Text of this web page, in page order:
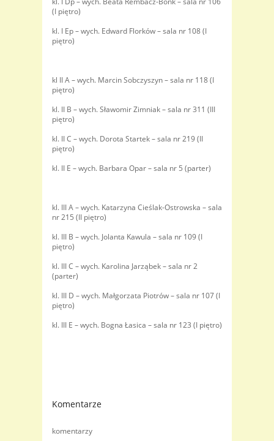
(I piętro)
kl. I Ep – wych. Edward Florków – sala nr 108 (I
piętro)
kl II A – wych. Marcin Sobczyszyn – sala nr 118 (I
piętro)
kl. II B – wych. Sławomir Zimniak – sala nr 311 (III
piętro)
kl. II C – wych. Dorota Startek – sala nr 219 (II
piętro)
kl. II E – wych. Barbara Opar – sala nr 5 (parter)
kl. III A – wych. Katarzyna Cieślak-Ostrowska – sala
nr 215 (II piętro)
kl. III B – wych. Jolanta Kawula – sala nr 109 (I
piętro)
kl. III C – wych. Karolina Jarząbek – sala nr 2
(parter)
kl. III D – wych. Małgorzata Piotrów – sala nr 107 (I
piętro)
kl. III E – wych. Bogna Łasica – sala nr 123 (I piętro)
Komentarze
komentarzy